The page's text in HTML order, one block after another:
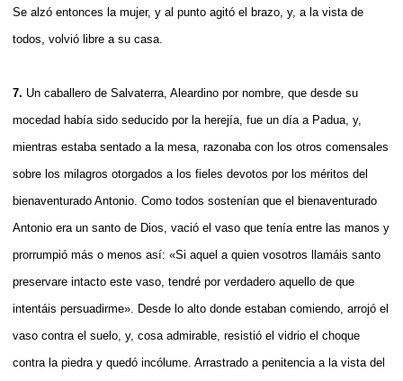
Se alzó entonces la mujer, y al punto agitó el brazo, y, a la vista de
todos, volvió libre a su casa.
7. Un caballero de Salvaterra, Aleardino por nombre, que desde su
mocedad había sido seducido por la herejía, fue un día a Padua, y,
mientras estaba sentado a la mesa, razonaba con los otros comensales
sobre los milagros otorgados a los fieles devotos por los méritos del
bienaventurado Antonio. Como todos sostenían que el bienaventurado
Antonio era un santo de Dios, vació el vaso que tenía entre las manos y
prorrumpió más o menos así: «Si aquel a quien vosotros llamáis santo
preservare intacto este vaso, tendré por verdadero aquello de que
intentáis persuadirme». Desde lo alto donde estaban comiendo, arrojó el
vaso contra el suelo, y, cosa admirable, resistió el vidrio el choque
contra la piedra y quedó incólume. Arrastrado a penitencia a la vista del